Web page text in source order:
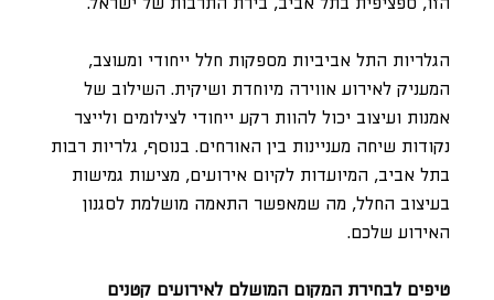
הזו, ספציפית בתל אביב, בירת התרבות של ישראל.
הגלריות התל אביביות מספקות חלל ייחודי ומעוצב,
המעניק לאירוע אווירה מיוחדת ושיקית. השילוב של
אמנות ועיצוב יכול להוות רקע ייחודי לצילומים ולייצר
נקודות שיחה מעניינות בין האורחים. בנוסף, גלריות רבות
בתל אביב, המיועדות לקיום אירועים, מציעות גמישות
בעיצוב החלל, מה שמאפשר התאמה מושלמת לסגנון
האירוע שלכם.
טיפים לבחירת המקום המושלם לאירועים קטנים